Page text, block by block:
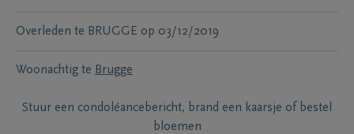
Overleden te BRUGGE op 03/12/2019
Woonachtig te Brugge
Stuur een condoléancebericht, brand een kaarsje of bestel
bloemen